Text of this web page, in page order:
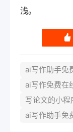
浅。
󰄼
ai写作助手免
ai写作免费在
写论文的小程
ai写作助手免